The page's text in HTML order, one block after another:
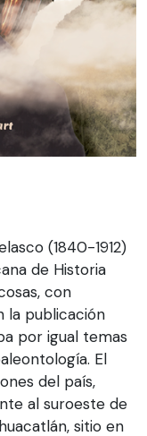
(1840-1912)
de Historia
con
la publicación
por igual temas
El
del país,
al suroeste de
sitio en